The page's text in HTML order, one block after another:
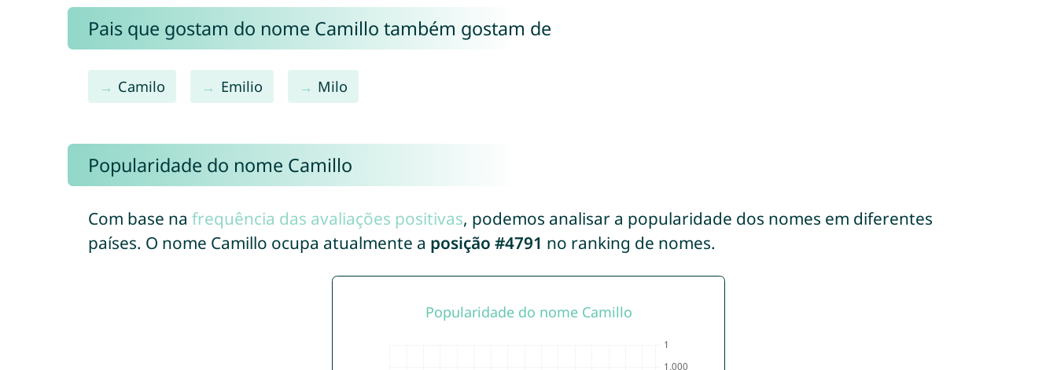
Pais que gostam do nome Camillo também gostam de
Camilo Emilio Milo
Popularidade do nome Camillo
Com base na frequência das avaliações positivas, podemos analisar a popularidade dos nomes em diferentes
países. O nome Camillo ocupa atualmente a posição #4791 no ranking de nomes.